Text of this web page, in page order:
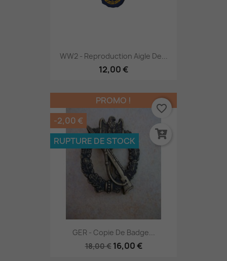
WW2 - Reproduction Aigle De...
12,00 €
GER - Copie De Badge...
18,00 € 16,00 €
PROMO !
-2,00 €
RUPTURE DE STOCK
favorite_border